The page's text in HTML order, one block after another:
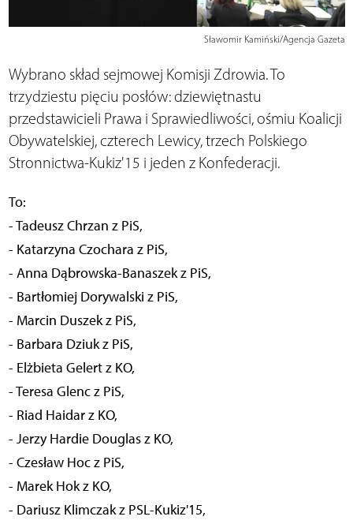
Sławomir Kamiński/Agencja Gazeta
Wybrano skład sejmowej Komisji Zdrowia. To
trzydziestu pięciu posłów: dziewiętnastu
przedstawicieli Prawa i Sprawiedliwości, ośmiu Koalicji
Obywatelskiej, czterech Lewicy, trzech Polskiego
Stronnictwa-Kukiz'15 i jeden z Konfederacji.
To:
- Tadeusz Chrzan z PiS,
- Katarzyna Czochara z PiS,
- Anna Dąbrowska-Banaszek z PiS,
- Bartłomiej Dorywalski z PiS,
- Marcin Duszek z PiS,
- Barbara Dziuk z PiS,
- Elżbieta Gelert z KO,
- Teresa Glenc z PiS,
- Riad Haidar z KO,
- Jerzy Hardie Douglas z KO,
- Czesław Hoc z PiS,
- Marek Hok z KO,
- Dariusz Klimczak z PSL-Kukiz'15,